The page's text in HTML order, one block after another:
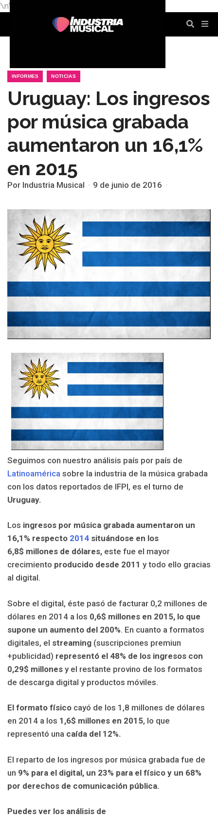
\n\n
INFORMES NOTICIAS
Uruguay: Los ingresos
por música grabada
aumentaron un 16,1%
en 2015
Por Industria Musical 9 de junio de 2016
Seguimos con nuestro análisis país por país de
Latinoamérica sobre la industria de la música grabada
con los datos reportados de IFPI, es el turno de
Uruguay.
Los ingresos por música grabada aumentaron un
16,1% respecto 2014 situándose en los
6,8$ millones de dólares, este fue el mayor
crecimiento producido desde 2011 y todo ello gracias
al digital.
Sobre el digital, éste pasó de facturar 0,2 millones de
dólares en 2014 a los 0,6$ millones en 2015, lo que
supone un aumento del 200%. En cuanto a formatos
digitales, el streaming (suscripciones premiun
+publicidad) representó el 48% de los ingresos con
0,29$ millones y el restante provino de los formatos
de descarga digital y productos móviles.
El formato físico cayó de los 1,8 millones de dólares
en 2014 a los 1,6$ millones en 2015, lo que
representó una caída del 12%.
El reparto de los ingresos por música grabada fue de
un 9% para el digital, un 23% para el físico y un 68%
por derechos de comunicación pública.
Puedes ver los análisis de